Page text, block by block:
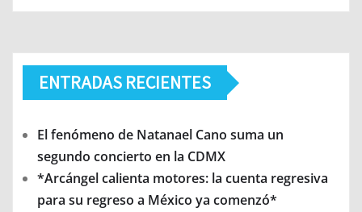
ENTRADAS RECIENTES
El fenómeno de Natanael Cano suma un
segundo concierto en la CDMX
*Arcángel calienta motores: la cuenta regresiva
para su regreso a México ya comenzó*